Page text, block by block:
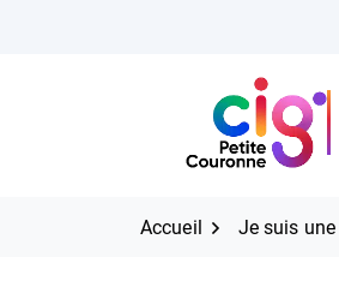
CIG
CIG Petite Couronne
Expertise et
les grands
aujourd'hui et
Accueil Je suis